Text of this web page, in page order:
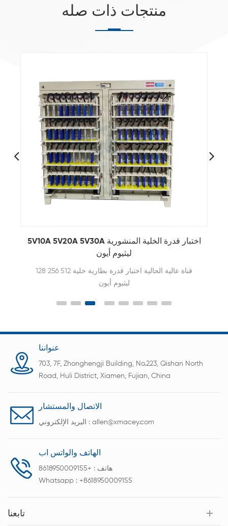
منتجات ذات صله
5V10A 5V20A 5V30A اختبار قدرة الخلية المنشورية
ليثيوم أيون
128 256 512 قناة عالية الحالية اختبار قدرة بطارية خلية
ليثيوم أيون
عنواننا
703, 7F, Zhonghengji Building, No.223, Qishan North
Road, Huli District, Xiamen, Fujian, China
الاتصال والمستشار
البريد الإلكتروني : allen@xmacey.com
الهاتف والواتس اب
هاتف : +8618950009155
Whatsapp : +8618950009155
تابعنا